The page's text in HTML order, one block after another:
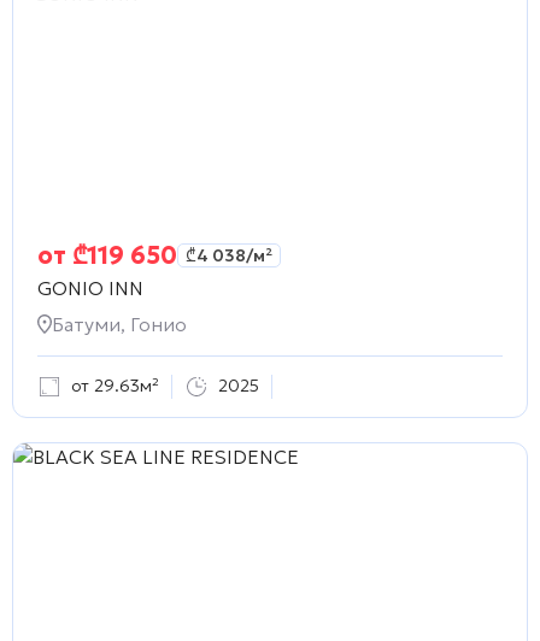
от ₾119 650 ₾4 038/м²
GONIO INN
Батуми, Гонио
от 29.63м² 2025